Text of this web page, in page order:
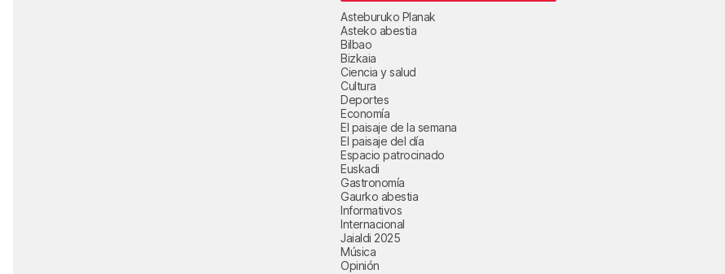
Asteburuko Planak
Asteko abestia
Bilbao
Bizkaia
Ciencia y salud
Cultura
Deportes
Economía
El paisaje de la semana
El paisaje del día
Espacio patrocinado
Euskadi
Gastronomía
Gaurko abestia
Informativos
Internacional
Jaialdi 2025
Música
Opinión